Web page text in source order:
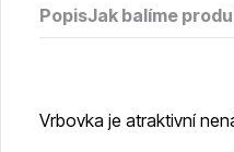
PopisJak balíme
Vrbovka je atraktivní